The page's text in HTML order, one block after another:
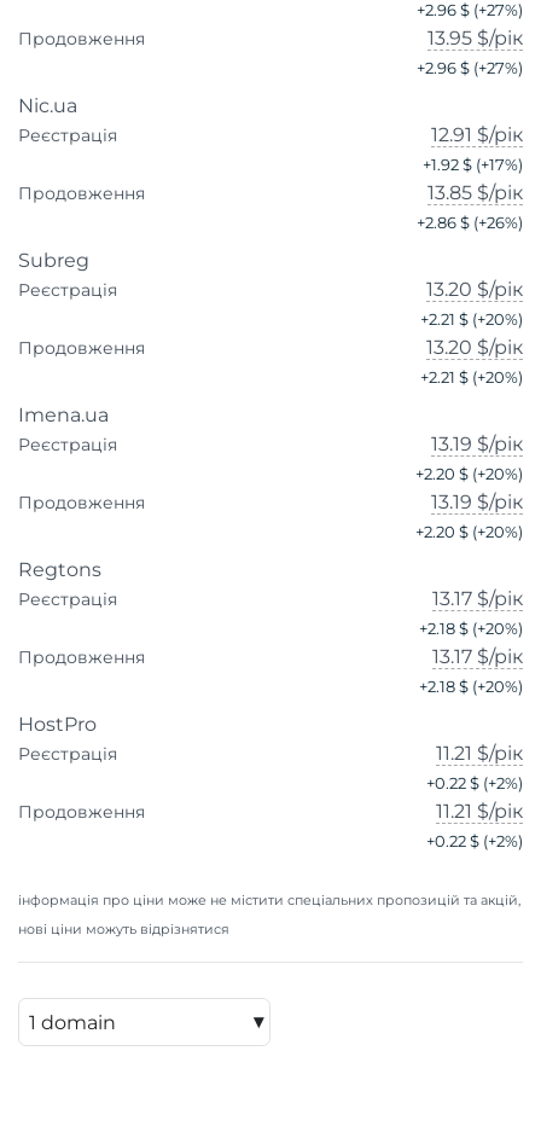
+2.96 $ (+27%)
Продовження 13.95 $/рік
+2.96 $ (+27%)
Nic.ua
Реєстрація 12.91 $/рік
+1.92 $ (+17%)
Продовження 13.85 $/рік
+2.86 $ (+26%)
Subreg
Реєстрація 13.20 $/рік
+2.21 $ (+20%)
Продовження 13.20 $/рік
+2.21 $ (+20%)
Imena.ua
Реєстрація 13.19 $/рік
+2.20 $ (+20%)
Продовження 13.19 $/рік
+2.20 $ (+20%)
Regtons
Реєстрація 13.17 $/рік
+2.18 $ (+20%)
Продовження 13.17 $/рік
+2.18 $ (+20%)
HostPro
Реєстрація 11.21 $/рік
+0.22 $ (+2%)
Продовження 11.21 $/рік
+0.22 $ (+2%)
інформація про ціни може не містити спеціальних пропозицій та акцій,
нові ціни можуть відрізнятися
▾